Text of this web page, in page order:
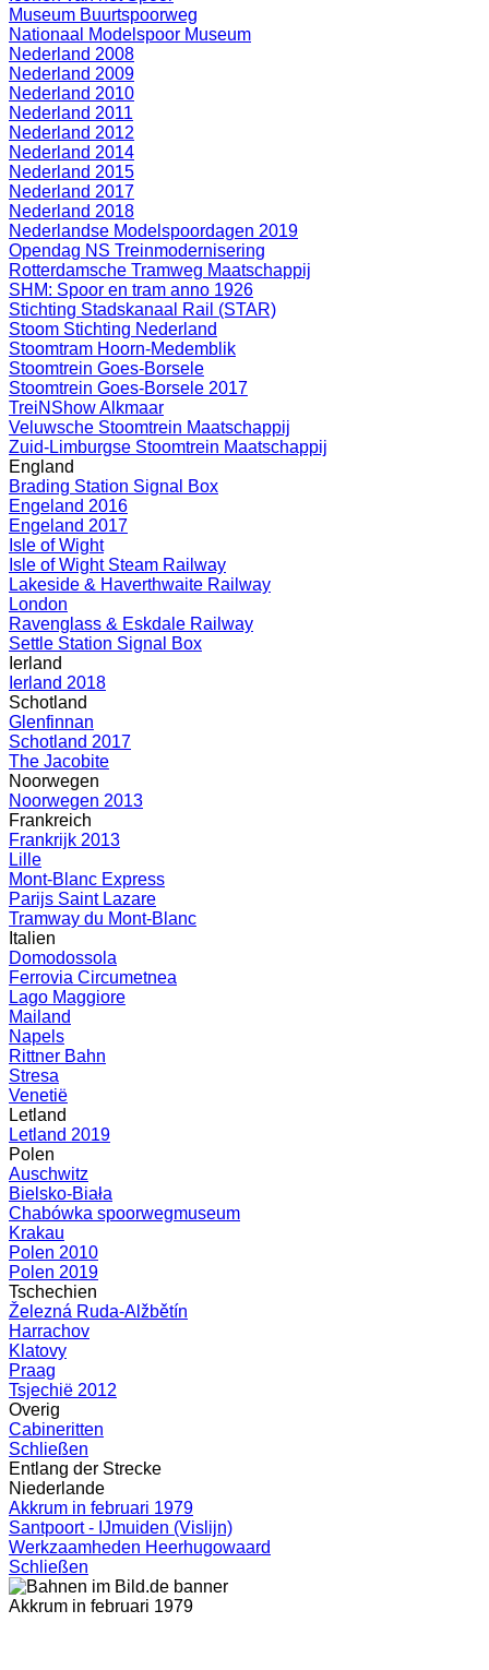
Museum Buurtspoorweg
Nationaal Modelspoor Museum
Nederland 2008
Nederland 2009
Nederland 2010
Nederland 2011
Nederland 2012
Nederland 2014
Nederland 2015
Nederland 2017
Nederland 2018
Nederlandse Modelspoordagen 2019
Opendag NS Treinmodernisering
Rotterdamsche Tramweg Maatschappij
SHM: Spoor en tram anno 1926
Stichting Stadskanaal Rail (STAR)
Stoom Stichting Nederland
Stoomtram Hoorn-Medemblik
Stoomtrein Goes-Borsele
Stoomtrein Goes-Borsele 2017
TreiNShow Alkmaar
Veluwsche Stoomtrein Maatschappij
Zuid-Limburgse Stoomtrein Maatschappij
England
Brading Station Signal Box
Engeland 2016
Engeland 2017
Isle of Wight
Isle of Wight Steam Railway
Lakeside & Haverthwaite Railway
London
Ravenglass & Eskdale Railway
Settle Station Signal Box
Ierland
Ierland 2018
Schotland
Glenfinnan
Schotland 2017
The Jacobite
Noorwegen
Noorwegen 2013
Frankreich
Frankrijk 2013
Lille
Mont-Blanc Express
Parijs Saint Lazare
Tramway du Mont-Blanc
Italien
Domodossola
Ferrovia Circumetnea
Lago Maggiore
Mailand
Napels
Rittner Bahn
Stresa
Venetië
Letland
Letland 2019
Polen
Auschwitz
Bielsko-Biała
Chabówka spoorwegmuseum
Krakau
Polen 2010
Polen 2019
Tschechien
Železná Ruda-Alžbětín
Harrachov
Klatovy
Praag
Tsjechië 2012
Overig
Cabineritten
Schließen
Entlang der Strecke
Niederlande
Akkrum in februari 1979
Santpoort - IJmuiden (Vislijn)
Werkzaamheden Heerhugowaard
Schließen
Akkrum in februari 1979